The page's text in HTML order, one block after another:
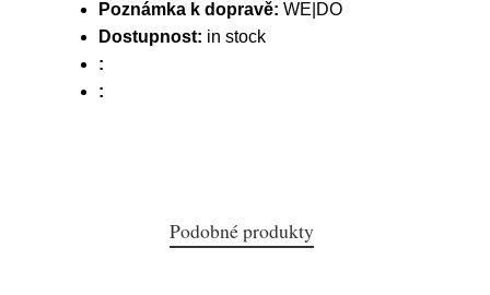
Poznámka k dopravě: WE|DO
Dostupnost: in stock
:
:
Podobné produkty